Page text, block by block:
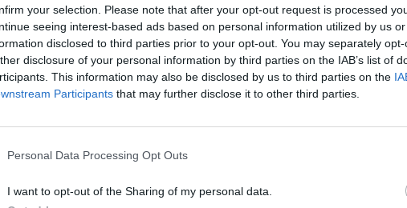
your selection. Please note that after your opt-out request is processed
seeing interest-based ads based on personal information utilized by us
disclosed to third parties prior to your opt-out. You may separately
disclosure of your personal information by third parties on the IAB’s list of
This information may also be disclosed by us to third parties on the
Participants that may further disclose it to other third parties.
Personal Data Processing Opt Outs
I want to opt-out of the Sharing of my personal data.
a konstruktivní
dojmy z alternativního fóraJiná
Mats Karlsson. Exkluzivně pro
závěrečné diskuse v kostele sv.
druhou stranu odmítl tvrzení Petra
diskusi nenechaly líbit obecné